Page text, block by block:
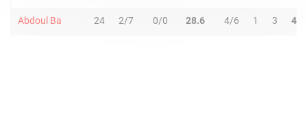
Abdoul Ba 24 2/7 0/0 28.6 4/6 1 3 4